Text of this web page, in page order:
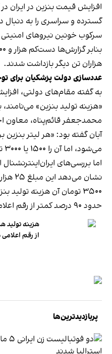
افزایش قیمت بنزین در ایران در
گسترده و سراسری را به دنبال
سرکوب خونین نیروهای
هزاران تن دیگر بازداشت شدند.
عددسازی دولت پزشکیان برای
به‌ گفته‌ مقام‌های دولتی،
«هزینه تولید بنزین»
آبانگفته بود
می‌شود، اما آن را ۱۵۰۰ یا ۳۰۰۰ تومان می‌فروشیم.»
اما بررسی‌های
نشان
۳۵۰۰ تومان آن هزینه
حدود ۹۰ درصد کمتر از رقم اعلامی دولت.
از رقم
پربازدیدترین‌ها